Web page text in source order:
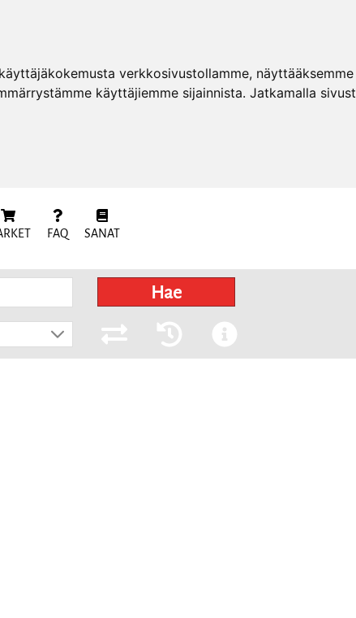
verkkosivustollamme,
käyttäjiemme sijainnista. Jatkamalla
FAQ SANAT
Hae